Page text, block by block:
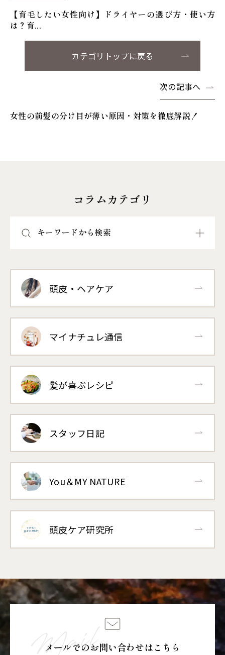
【育毛したい女性向け】ドライヤーの選び方・使い方
は？育...
カテゴリトップに戻る
次の記事へ
女性の前髪の分け目が薄い原因・対策を徹底解説！
コラムカテゴリ
キーワードから検索
頭皮・ヘアケア
マイナチュレ通信
髪が喜ぶレシピ
スタッフ日記
You＆MY NATURE
頭皮ケア研究所
メールでのお問い合わせはこちら